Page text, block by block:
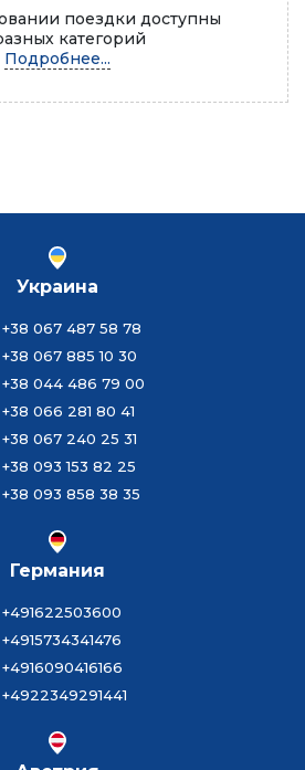
поездки доступны
категорий
Подробнее...
Украина
+38 067 487 58 78
+38 067 885 10 30
+38 044 486 79 00
+38 066 281 80 41
+38 067 240 25 31
+38 093 153 82 25
+38 093 858 38 35
Германия
+491622503600
+4915734341476
+4916090416166
+4922349291441